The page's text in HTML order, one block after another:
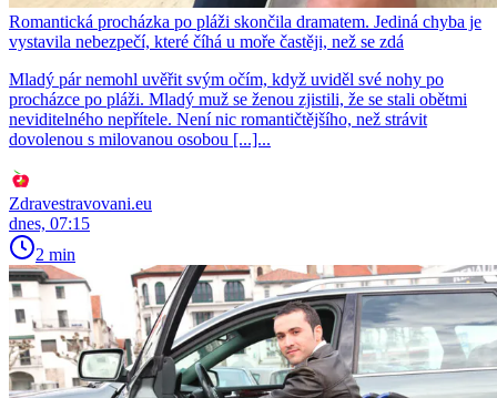
Romantická procházka po pláži skončila dramatem. Jediná chyba je
vystavila nebezpečí, které číhá u moře častěji, než se zdá
Mladý pár nemohl uvěřit svým očím, když uviděl své nohy po
procházce po pláži. Mladý muž se ženou zjistili, že se stali obětmi
neviditelného nepřítele. Není nic romantičtějšího, než strávit
dovolenou s milovanou osobou [...]...
Zdravestravovani.eu
dnes, 07:15
2 min